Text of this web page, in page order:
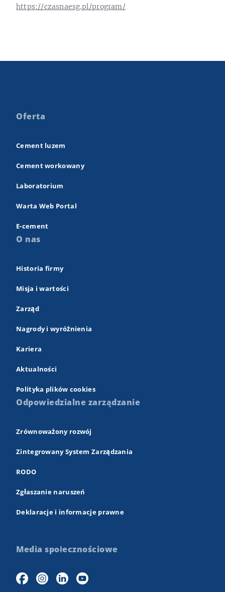
https://czasnaesg.pl/program/
Oferta
Cement luzem
Cement workowany
Laboratorium
Warta Web Portal
E-cement
O nas
Historia firmy
Misja i wartości
Zarząd
Nagrody i wyróżnienia
Kariera
Aktualności
Polityka plików cookies
Odpowiedzialne zarządzanie
Zrównoważony rozwój
Zintegrowany System Zarządzania
RODO
Zgłaszanie naruszeń
Deklaracje i informacje prawne
Media społecznościowe